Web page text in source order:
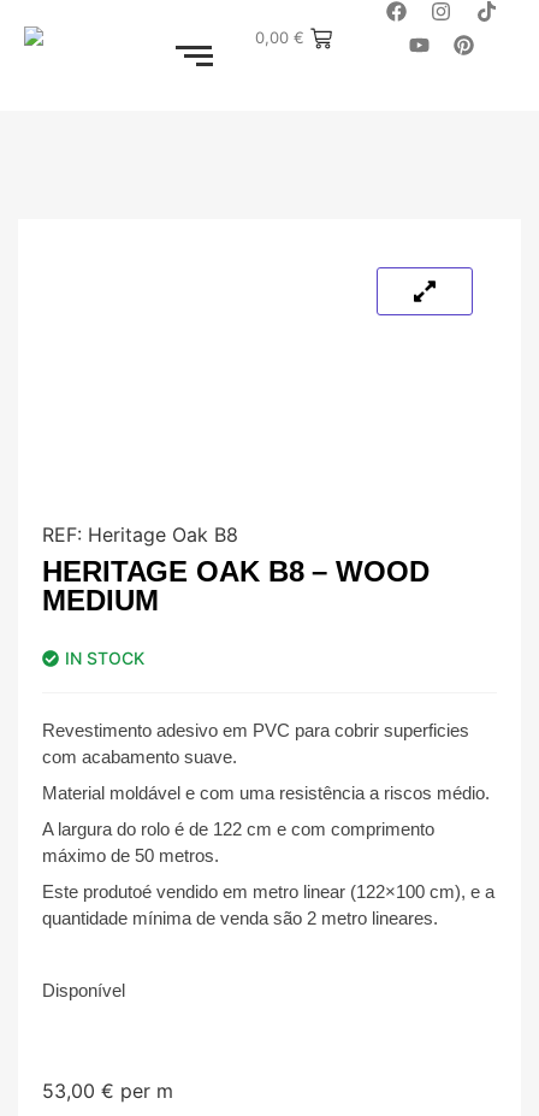
0,00€
REF: Heritage Oak B8
HERITAGE OAK B8 – WOOD
MEDIUM
IN STOCK
Revestimento adesivo em PVC para cobrir superficies
com acabamento suave.
Material moldável e com uma resistência a riscos médio.
A largura do rolo é de 122 cm e com comprimento
máximo de 50 metros.
Este produtoé vendido em metro linear (122×100 cm), e a
quantidade mínima de venda são 2 metro lineares.
Disponível
53,00 € per m